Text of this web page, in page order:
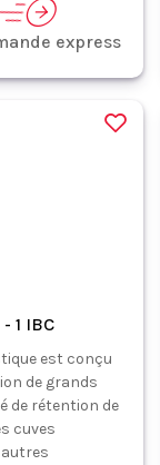
express
1 IBC
est conçu
de grands
de rétention de
cuves